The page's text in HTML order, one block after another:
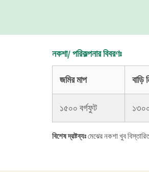
নকশা/ পরিকল্পনার বিবরণঃ
জমির মাপ বাড়ি
১৫০০ বর্গফুট
বিশেষ দ্রষ্টব্যঃমেঝের নকশা খুব